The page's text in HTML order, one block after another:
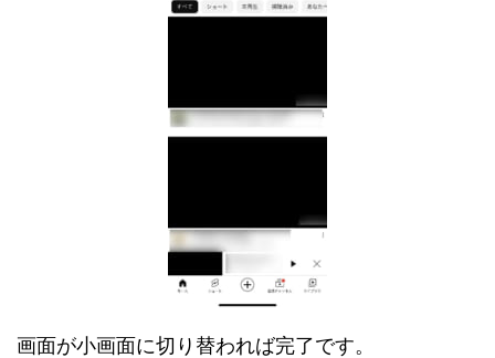
画面が小画面に切り替われば完了です。